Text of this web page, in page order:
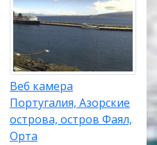
Веб камера
Португалия, Азорские
острова, остров Фаял,
Орта